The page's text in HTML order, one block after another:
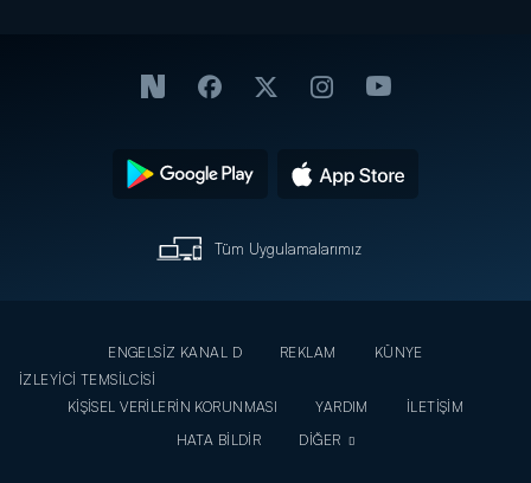
Tüm Uygulamalarımız
ENGELSİZ KANAL D REKLAM
KÜNYE
İZLEYİCİ TEMSİLCİSİ
KİŞİSEL VERİLERİN KORUNMASI
YARDIM
İLETİŞİM
HATA BİLDİR
DİĞER